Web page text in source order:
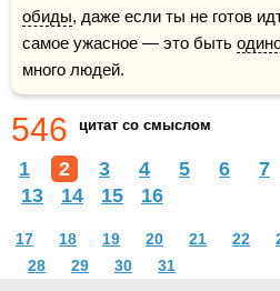
обиды, даже если ты не готов
самое ужасное — это быть
много людей.
546 цитат со смыслом
1 2 3 4 5 6 7
13
14 15 16
17 18 19 20 21 22
28
29 30 31